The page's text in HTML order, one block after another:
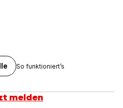
So funktioniert’s
melden